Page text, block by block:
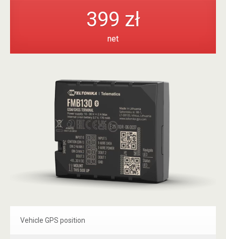
399 zł
net
Vehicle GPS position